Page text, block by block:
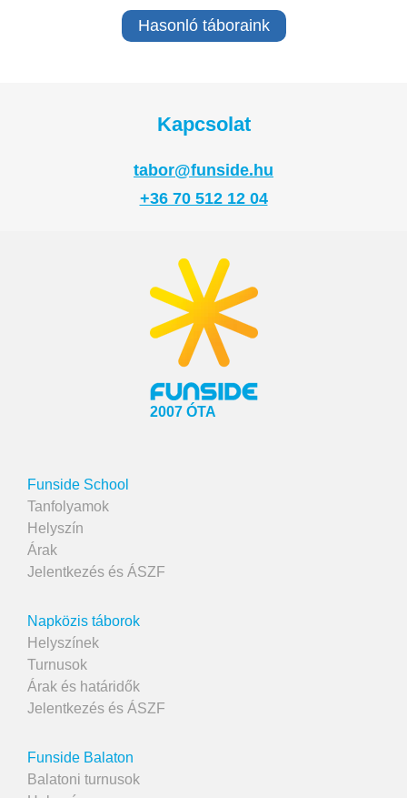
Hasonló táboraink
Kapcsolat
tabor@funside.hu
+36 70 512 12 04
2007 ÓTA
Funside School
Tanfolyamok
Helyszín
Árak
Jelentkezés és ÁSZF
Napközis táborok
Helyszínek
Turnusok
Árak és határidők
Jelentkezés és ÁSZF
Funside Balaton
Balatoni turnusok